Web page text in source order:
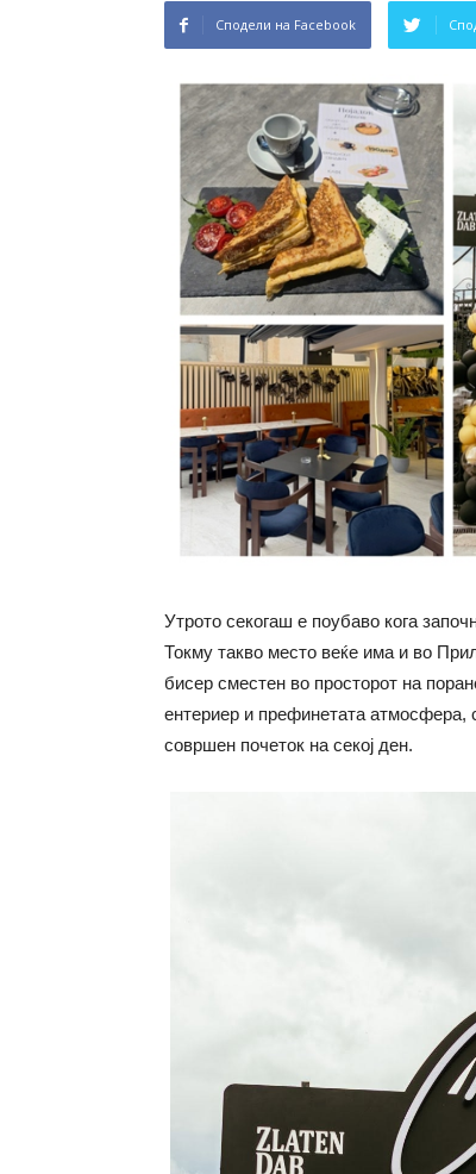
Сподели на Facebook
Утрото секогаш е поубаво кога
Токму такво место веќе има и во
бисер сместен во просторот на
ентериер и префинетата атмосфера,
совршен почеток на секој ден.